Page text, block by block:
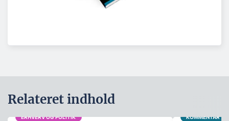
Relateret indhold
ERHVERV OG POLITIK KOMMENTAR